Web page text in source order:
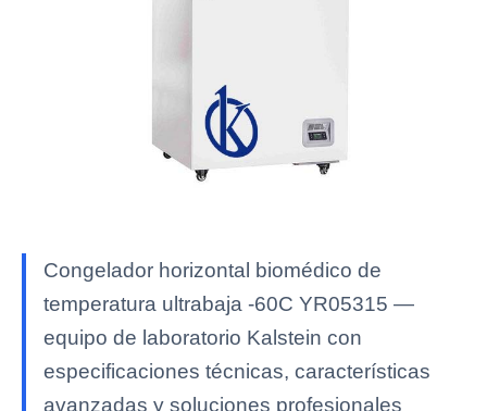
Congelador horizontal biomédico de
temperatura ultrabaja -60C YR05315 —
equipo de laboratorio Kalstein con
especificaciones técnicas, características
avanzadas y soluciones profesionales